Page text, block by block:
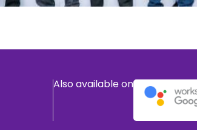
Also available on